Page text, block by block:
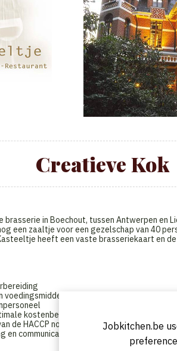
Creatieve Kok
brasserie in Boechout, tussen Antwerpen en
een zaaltje voor een gezelschap van 40
heeft een vaste brasseriekaart en
(FIFO)
kostenbeheersing
de HACCP normen
communicatie naar het management
Jobkitchen.be